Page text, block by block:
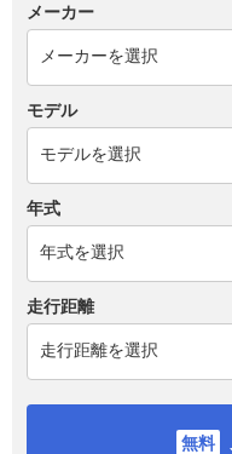
メーカー
モデル
年式
走行距離